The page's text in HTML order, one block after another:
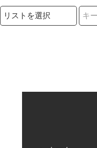
検索リストの選択